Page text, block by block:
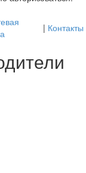
| Контакты